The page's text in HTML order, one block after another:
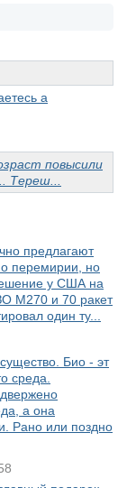
а
повысили
Тереш...
предлагают
о перемирии, но
у США на
M270 и 70 ракет
один ту...
Био - эт
среда.
а она
Рано или поздно